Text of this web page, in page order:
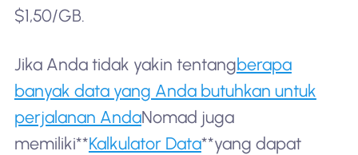
$1,50/GB.
Jika Anda tidak yakin tentangberapa
banyak data yang Anda butuhkan untuk
perjalanan AndaNomad juga
memiliki**Kalkulator Data**yang dapat